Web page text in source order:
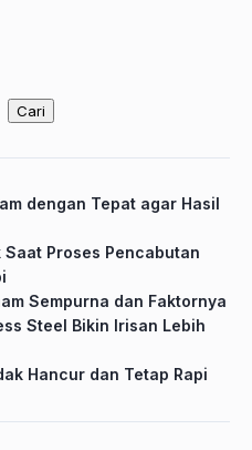
Cari
dengan Tepat agar Hasil
Saat Proses Pencabutan
Sempurna dan Faktornya
Steel Bikin Irisan Lebih
Hancur dan Tetap Rapi